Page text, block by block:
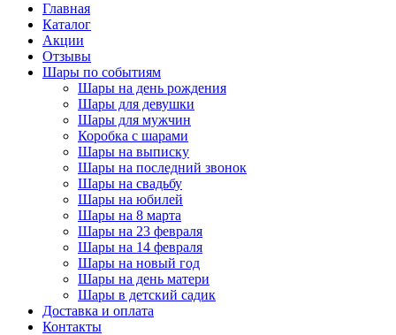
Главная
Каталог
Акции
Отзывы
Шары по событиям
Шары на день рождения
Шары для девушки
Шары для мужчин
Коробка с шарами
Шары на выписку
Шары на последний звонок
Шары на свадьбу
Шары на юбилей
Шары на 8 марта
Шары на 23 февраля
Шары на 14 февраля
Шары на новый год
Шары на день матери
Шары в детский садик
Доставка и оплата
Контакты